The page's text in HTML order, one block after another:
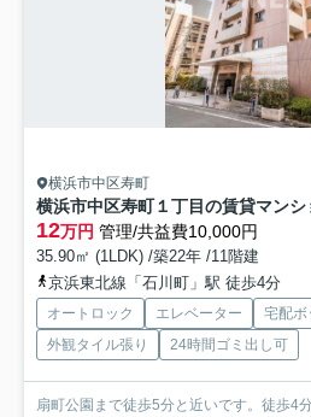
横浜市中区寿町
横浜市中区寿町１丁目の賃貸マンシ
12万円 管理/共益費10,000円
35.90㎡ (1LDK) /築22年 /11階建
京浜東北線「石川町」駅 徒歩4分
オートロック エレベーター 宅配ボ
外観タイル張り
24時間ゴミ出し可
扇町公園まで徒歩5分と近いです。徒歩4